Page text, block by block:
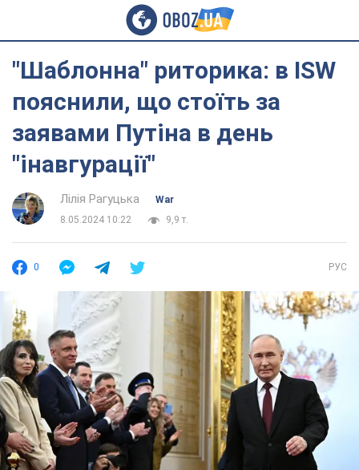
"Шаблонна" риторика: в ISW
пояснили, що стоїть за
заявами Путіна в день
"інавгурації"
Лілія Рагуцька
War
8.05.2024 10:22
9,9 т.
0 РУС